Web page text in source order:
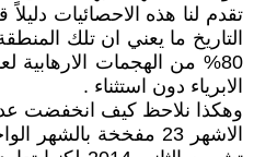
التاريخ ما يعني ان تلك
80% من الهجمات
الابرياء دون استثناء .